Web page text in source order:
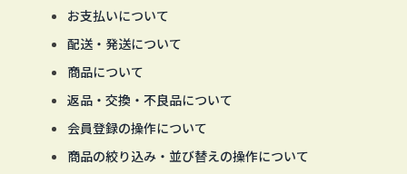
お支払いについて
配送・発送について
商品について
返品・交換・不良品について
会員登録の操作について
商品の絞り込み・並び替えの操作について